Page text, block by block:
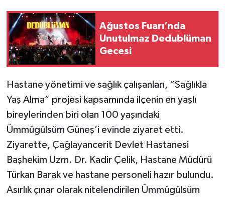
Ağustos Fuarı’nda
Unutulmaz Dedublüman
Gecesi
Hastane yönetimi ve sağlık çalışanları, “Sağlıkla
Yaş Alma” projesi kapsamında ilçenin en yaşlı
bireylerinden biri olan 100 yaşındaki
Ümmügülsüm Güneş’i evinde ziyaret etti.
Ziyarette, Çağlayancerit Devlet Hastanesi
Başhekim Uzm. Dr. Kadir Çelik, Hastane Müdürü
Türkan Barak ve hastane personeli hazır bulundu.
Asırlık çınar olarak nitelendirilen Ümmügülsüm